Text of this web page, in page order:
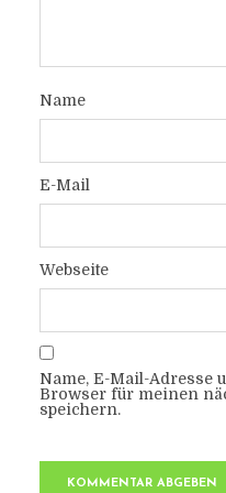
Name
E-Mail
Webseite
Name, E-Mail-Adresse
Browser für meinen
speichern.